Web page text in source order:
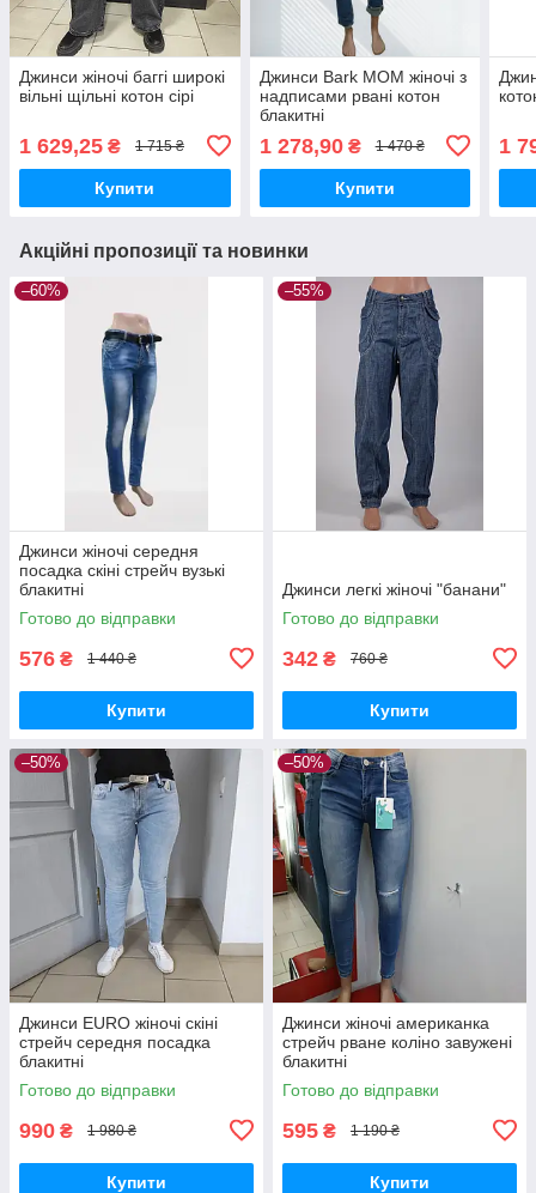
Джинси жіночі баггі широкі
вільні щільні котон сірі
1 629,25 ₴ 1 715 ₴
Купити
Джинси Bark MOM жіночі з
надписами рвані котон
блакитні
1 278,90₴ 1 470 ₴
Купити
1
Акційні пропозиції та новинки
–60%
Джинси жіночі середня
посадка скіні стрейч вузькі
блакитні
Готово до відправки
576 ₴ 1 440 ₴
Купити
–55%
Джинси легкі жіночі "банани"
Готово до відправки
342 ₴ 760 ₴
Купити
–50%
Джинси EURO жіночі скіні
стрейч середня посадка
блакитні
Готово до відправки
990 ₴ 1 980 ₴
Купити
–50%
Джинси жіночі американка
стрейч рване коліно завужені
блакитні
Готово до відправки
595 ₴ 1 190 ₴
Купити